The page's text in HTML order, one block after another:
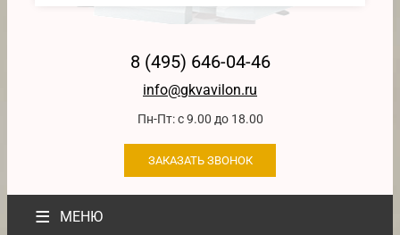
8 (495) 646-04-46
info@gkvavilon.ru
Пн-Пт: с 9.00 до 18.00
ЗАКАЗАТЬ ЗВОНОК
≡ МЕНЮ